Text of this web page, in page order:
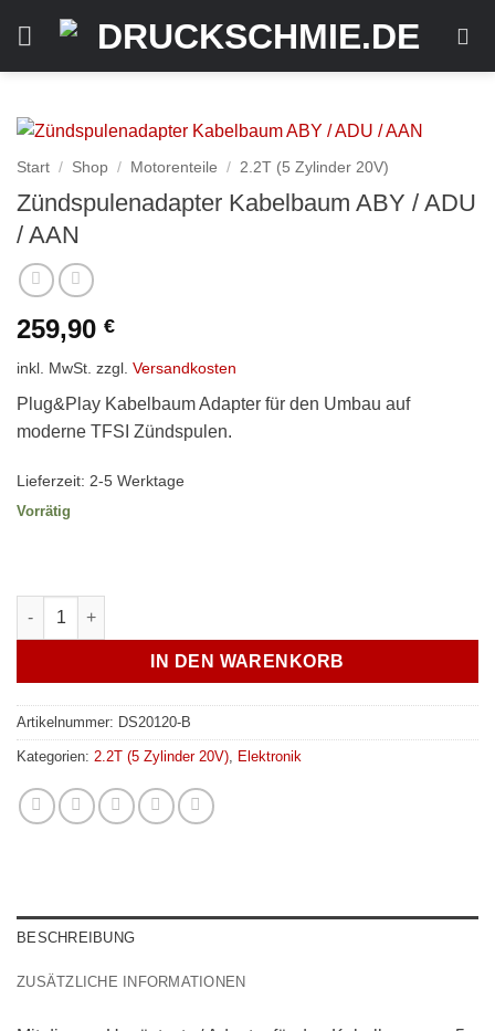
Inhalt
springen
Start / Shop / Motorenteile / 2.2T (5 Zylinder 20V)
Zündspulenadapter Kabelbaum ABY / ADU
/ AAN
259,90 €
inkl. MwSt. zzgl. Versandkosten
Plug&Play Kabelbaum Adapter für den Umbau auf
moderne TFSI Zündspulen.
Lieferzeit: 2-5 Werktage
Vorrätig
Zündspulenadapter Kabelbaum ABY / ADU / AAN Menge
IN DEN WARENKORB
Artikelnummer: DS20120-B
Kategorien: 2.2T (5 Zylinder 20V), Elektronik
BESCHREIBUNG
ZUSÄTZLICHE INFORMATIONEN